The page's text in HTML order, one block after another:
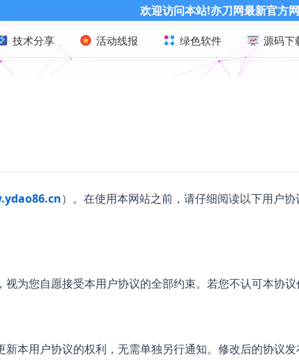
欢迎访问本站!亦刀网最新官方网址：
技术分享 活动线报 绿色软件 源码下
）。在使用本网站之前，请仔细阅读以下用户
为您自愿接受本用户协议的全部约束。若您不认可本协
本用户协议的权利，无需单独另行通知。修改后的协议